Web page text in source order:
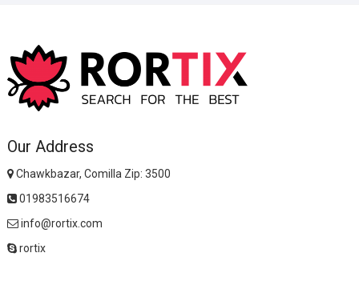
Our Address
Chawkbazar, Comilla Zip: 3500
01983516674
info@rortix.com
rortix